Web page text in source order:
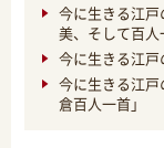
今に生きる江
美、そして百人
今に生きる江
今に生きる江
倉百人一首」